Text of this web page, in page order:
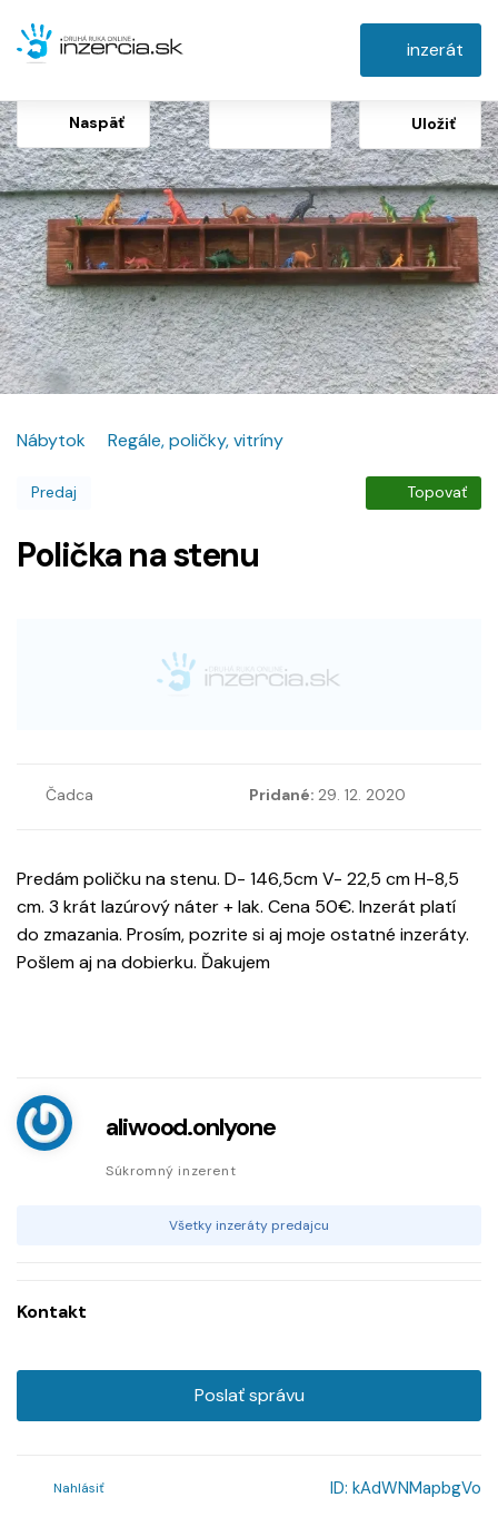
inzerát
Naspäť Uložiť
Nábytok Regále, poličky, vitríny
Predaj Topovať
Polička na stenu
Čadca Pridané: 29. 12. 2020
Predám poličku na stenu. D- 146,5cm V- 22,5 cm H-8,5
cm. 3 krát lazúrový náter + lak. Cena 50€. Inzerát platí
do zmazania. Prosím, pozrite si aj moje ostatné inzeráty.
Pošlem aj na dobierku. Ďakujem
aliwood.onlyone
Súkromný inzerent
Všetky inzeráty predajcu
Kontakt
Poslať správu
Nahlásiť ID: kAdWNMapbgVo